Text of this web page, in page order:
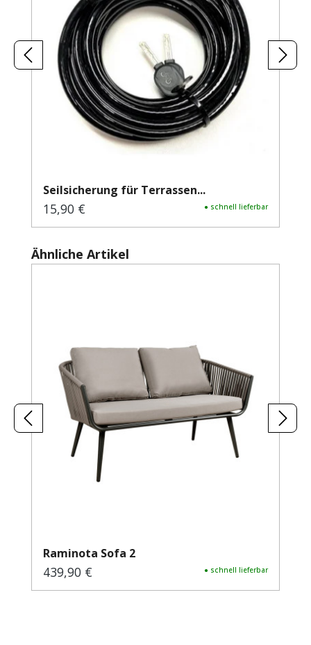
Seilsicherung für Terrassen...
Regulärer Preis:
15,90 € ● schnell lieferbar
Produktgalerie überspringen
Ähnliche Artikel
Raminota Sofa 2
Regulärer Preis:
439,90 € ● schnell lieferbar